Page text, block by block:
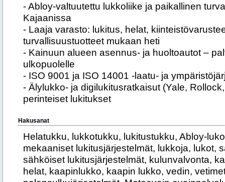
- Abloy-valtuutettu lukkoliike ja paikallinen
Kajaanissa
- Laaja varasto: lukitus, helat,
turvallisuustuotteet mukaan heti
- Kainuun alueen asennus- ja huoltoautot –
ulkopuolelle
- ISO 9001 ja ISO 14001 -laatu- ja
- Älylukko- ja digilukitusratkaisut (Yale,
perinteiset lukitukset
Hakusanat
Helatukku, lukkotukku, lukitustukku, Abloy-
mekaaniset lukitusjärjestelmät, lukkoja, lukot,
sähköiset lukitusjärjestelmät, kulunvalvonta,
helat, kaapinlukko, kaapin lukko, vedin,